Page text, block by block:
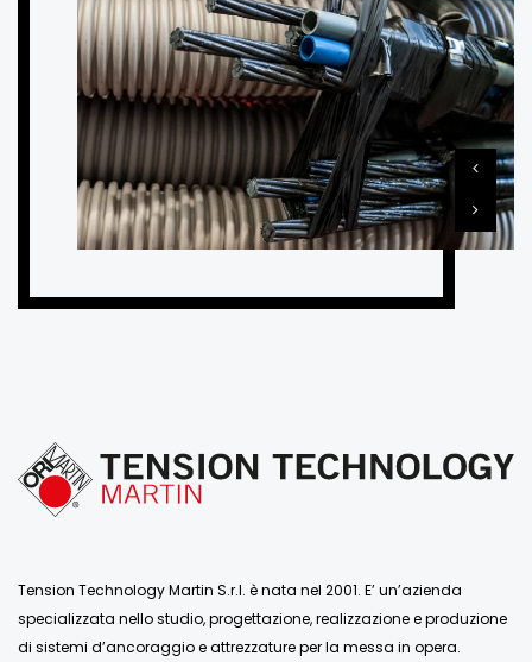
Tension Technology Martin S.r.l. è nata nel 2001. E’ un’azienda
specializzata nello studio, progettazione, realizzazione e produzione
di sistemi d’ancoraggio e attrezzature per la messa in opera.